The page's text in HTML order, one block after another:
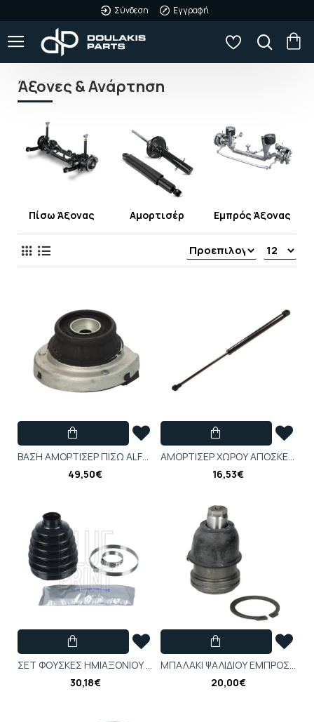
Σύνδεση Εγγραφή
Άξονες & Ανάρτηση
Πίσω Άξονας Αμορτισέρ Εμπρός Άξονας
ΒΑΣΗ ΑΜΟΡΤΙΣΕΡ ΠΙΣΩ ALFA ROMEO 147, GT 1.6-3.2 01.01-09.10 - KB960.00
49,50€
ΑΜΟΡΤΙΣΕΡ ΧΩΡΟΥ ΑΠΟΣΚΕΥΩΝ SEAT LEON LIFTBACK 05.05-12.12 - KR24541
16,53€
ΣΕΤ ΦΟΥΣΚΕΣ ΗΜΙΑΞΟΝΙΟΥ FORD RANGER JEEP GRAND CHEROKEE III MAZDA 6, BT-50 2.0D-6.1 06.05-12.15 - ADM58172
30,18€
ΜΠΑΛΑΚΙ ΨΑΛΙΔΙΟΥ ΕΜΠΡΟΣ ΑΡ/ΔΕΞ CHRYSLER NEON, PT CRUISER, VOYAGER II, VOYAGER III 1.6-3.3 08.90-12.10 - CH-BJ-0315
20,00€